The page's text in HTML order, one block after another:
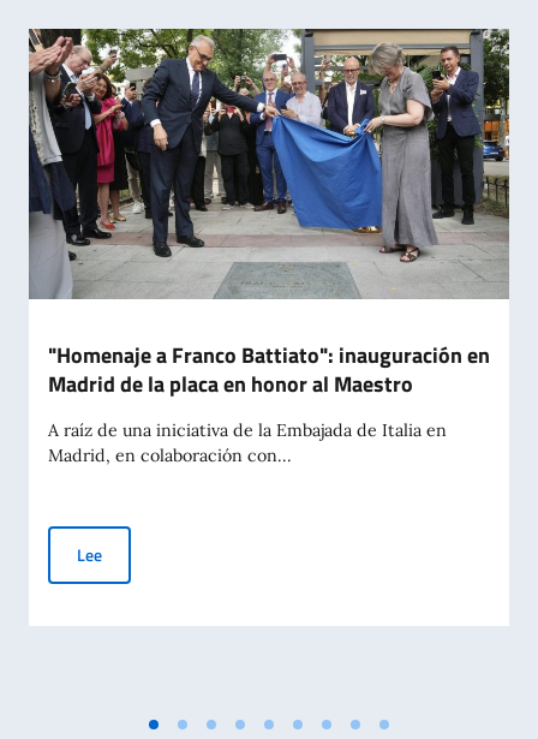
"Homenaje a Franco Battiato": inauguración en
Madrid de la placa en honor al Maestro
A raíz de una iniciativa de la Embajada de Italia en
Madrid, en colaboración con...
Lee"Homenaje a Franco Battiato": inauguración en Madrid de la